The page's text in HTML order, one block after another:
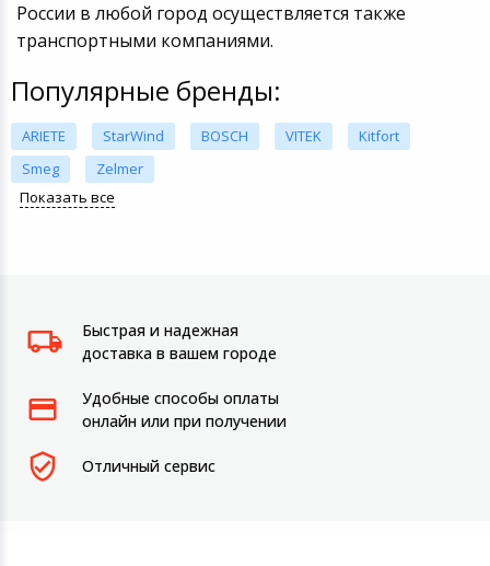
России в любой город осуществляется также
транспортными компаниями.
Популярные бренды:
ARIETE StarWind BOSCH VITEK
Kitfort
Smeg
Zelmer
Показать все
Быстрая и надежная
доставка в вашем городе
Удобные способы оплаты
онлайн или при получении
Отличный сервис